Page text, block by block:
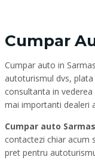
Cumpar
Cumpar auto in
autoturismul dvs,
consultanta in
mai importanti dealeri
Cumpar auto
contactezi chiar acum
pret pentru